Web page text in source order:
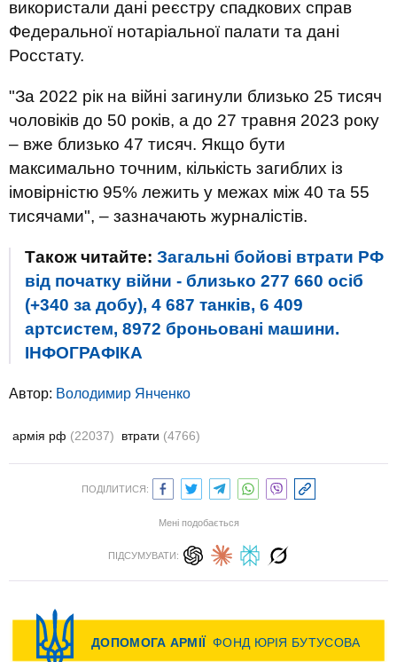
використали дані реєстру спадкових справ
Федеральної нотаріальної палати та дані
Росстату.
"За 2022 рік на війні загинули близько 25 тисяч
чоловіків до 50 років, а до 27 травня 2023 року
– вже близько 47 тисяч. Якщо бути
максимально точним, кількість загиблих із
імовірністю 95% лежить у межах між 40 та 55
тисячами", – зазначають журналістів.
Також читайте: Загальні бойові втрати РФ
від початку війни - близько 277 660 осіб
(+340 за добу), 4 687 танків, 6 409
артсистем, 8972 броньовані машини.
ІНФОГРАФІКА
Автор: Володимир Янченко
армія рф (22037) втрати (4766)
ПОДІЛИТИСЯ:
Мені подобається
ПІДСУМУВАТИ: